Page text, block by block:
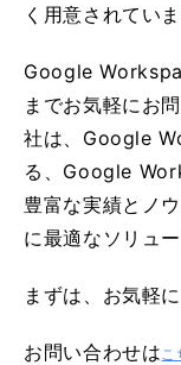
く用意されていま
Google
までお気軽にお
社は、Google
る、Google
豊富な実績とノ
に最適なソリュ
まずは、お気軽
お問い合わせは こ